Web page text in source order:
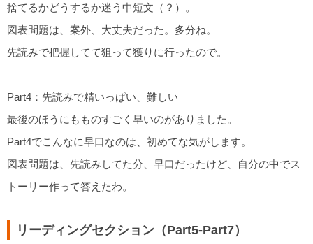
捨てるかどうするか迷う中短文（？）。
図表問題は、案外、大丈夫だった。多分ね。
先読みで把握してて狙って獲りに行ったので。
Part4：先読みで精いっぱい、難しい
最後のほうにもものすごく早いのがありました。
Part4でこんなに早口なのは、初めてな気がします。
図表問題は、先読みしてた分、早口だったけど、自分の中でス
トーリー作って答えたわ。
リーディングセクション（Part5-Part7）